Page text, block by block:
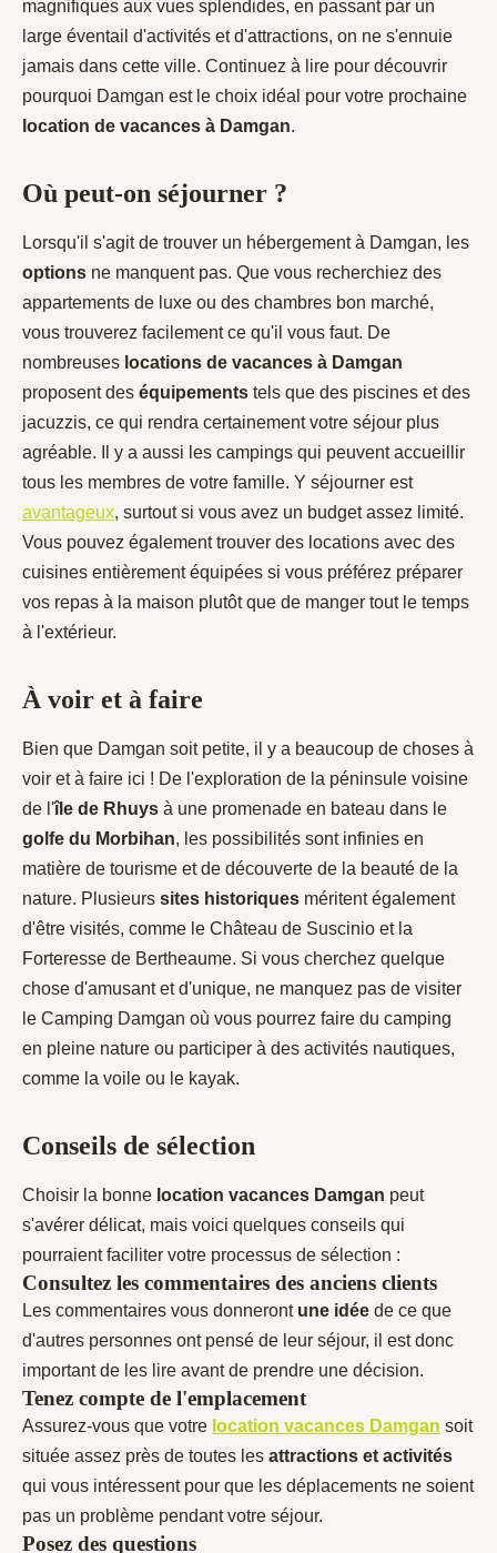
magnifiques aux vues splendides, en passant par un
large éventail d'activités et d'attractions, on ne s'ennuie
jamais dans cette ville. Continuez à lire pour découvrir
pourquoi Damgan est le choix idéal pour votre prochaine
location de vacances à Damgan.
Où peut-on séjourner ?
Lorsqu'il s'agit de trouver un hébergement à Damgan, les
options ne manquent pas. Que vous recherchiez des
appartements de luxe ou des chambres bon marché,
vous trouverez facilement ce qu'il vous faut. De
nombreuses locations de vacances à Damgan
proposent des équipements tels que des piscines et des
jacuzzis, ce qui rendra certainement votre séjour plus
agréable. Il y a aussi les campings qui peuvent accueillir
tous les membres de votre famille. Y séjourner est
avantageux, surtout si vous avez un budget assez limité.
Vous pouvez également trouver des locations avec des
cuisines entièrement équipées si vous préférez préparer
vos repas à la maison plutôt que de manger tout le temps
à l'extérieur.
À voir et à faire
Bien que Damgan soit petite, il y a beaucoup de choses à
voir et à faire ici ! De l'exploration de la péninsule voisine
de l'île de Rhuys à une promenade en bateau dans le
golfe du Morbihan, les possibilités sont infinies en
matière de tourisme et de découverte de la beauté de la
nature. Plusieurs sites historiques méritent également
d'être visités, comme le Château de Suscinio et la
Forteresse de Bertheaume. Si vous cherchez quelque
chose d'amusant et d'unique, ne manquez pas de visiter
le Camping Damgan où vous pourrez faire du camping
en pleine nature ou participer à des activités nautiques,
comme la voile ou le kayak.
Conseils de sélection
Choisir la bonne location vacances Damgan peut
s'avérer délicat, mais voici quelques conseils qui
pourraient faciliter votre processus de sélection :
Consultez les commentaires des anciens clients
Les commentaires vous donneront une idée de ce que
d'autres personnes ont pensé de leur séjour, il est donc
important de les lire avant de prendre une décision.
Tenez compte de l'emplacement
Assurez-vous que votre location vacances Damgan soit
située assez près de toutes les attractions et activités
qui vous intéressent pour que les déplacements ne soient
pas un problème pendant votre séjour.
Posez des questions